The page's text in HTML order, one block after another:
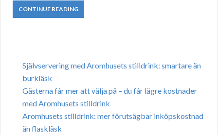
CONTINUE READING
Självservering med Aromhusets stilldrink: smartare än
burkläsk
Gästerna får mer att välja på – du får lägre kostnader
med Aromhusets stilldrink
Aromhusets stilldrink: mer förutsägbar inköpskostnad
än flaskläsk